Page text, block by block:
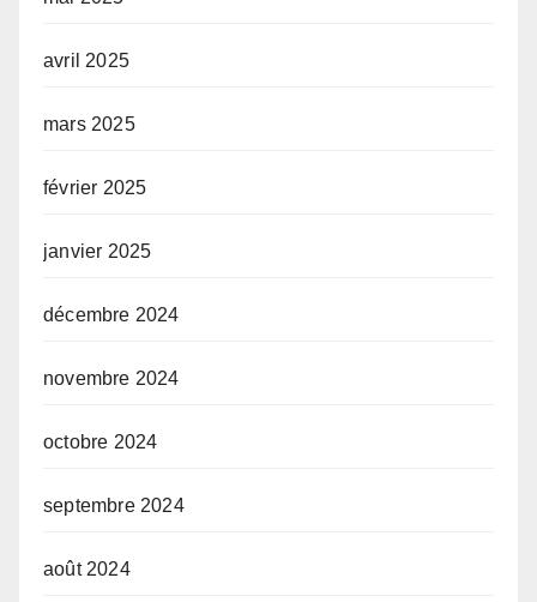
avril 2025
mars 2025
février 2025
janvier 2025
décembre 2024
novembre 2024
octobre 2024
septembre 2024
août 2024